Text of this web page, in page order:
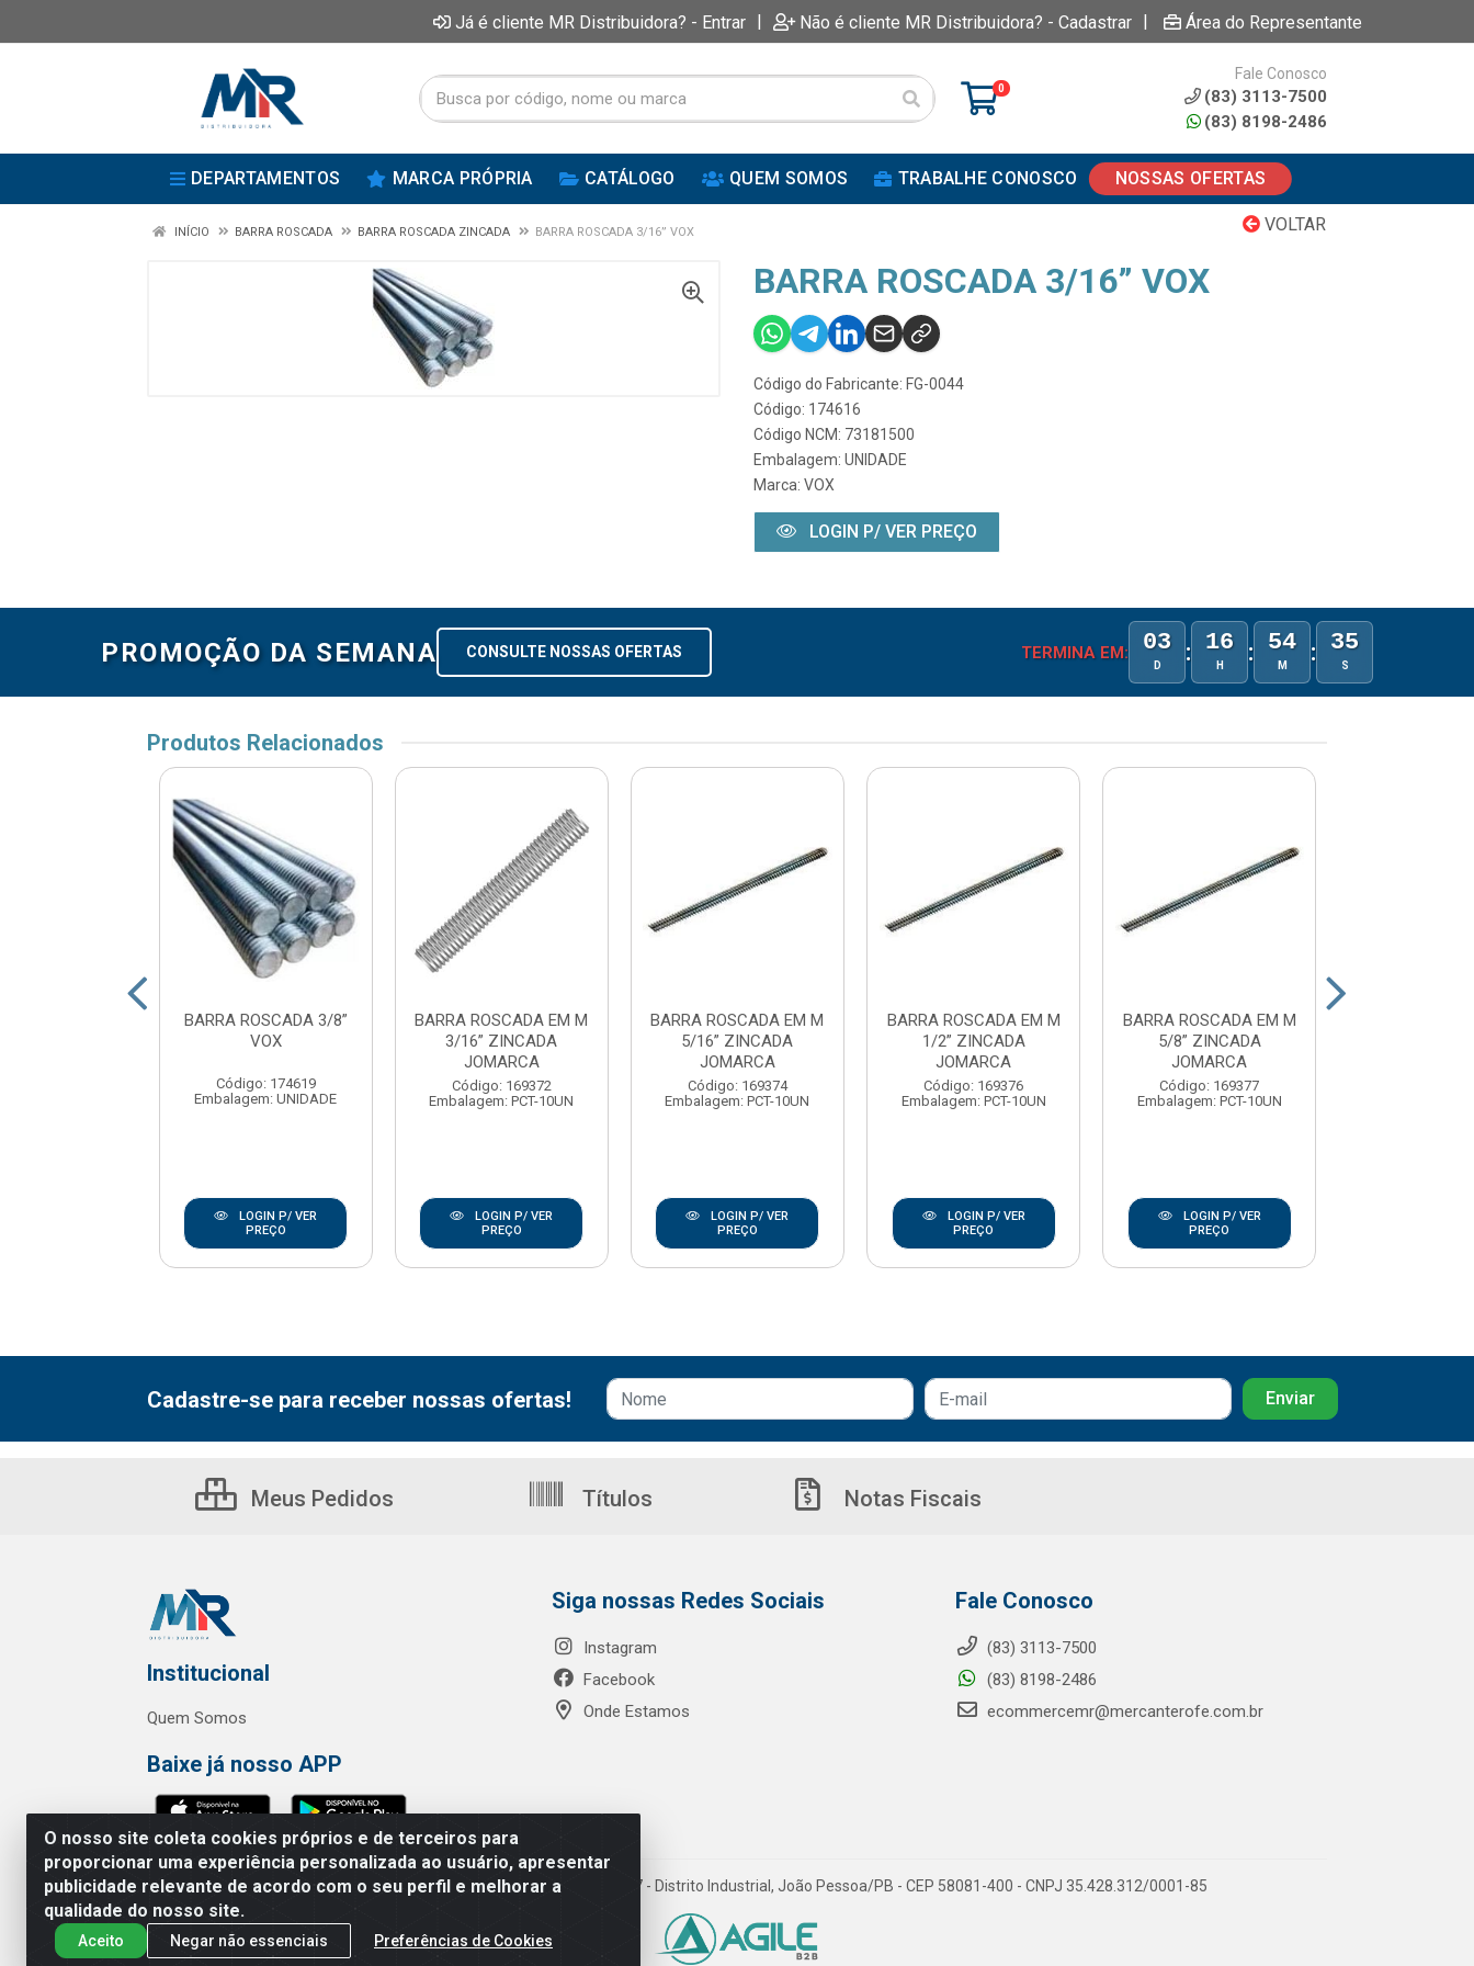
Já é cliente MR Distribuidora? - Entrar | Não é cliente MR Distribuidora? - Cadastrar | Área do Representante
0
Fale Conosco
(83) 3113-7500
(83) 8198-2486
DEPARTAMENTOS MARCA PRÓPRIA CATÁLOGO QUEM SOMOS TRABALHE CONOSCO NOSSAS OFERTAS
VOLTAR
INÍCIO BARRA ROSCADA BARRA ROSCADA ZINCADA BARRA ROSCADA 3/16” VOX
BARRA ROSCADA 3/16” VOX
Código do Fabricante: FG-0044
Código: 174616
Código NCM: 73181500
Embalagem: UNIDADE
Marca: VOX
LOGIN P/ VER PREÇO
PROMOÇÃO DA SEMANA CONSULTE NOSSAS OFERTAS TERMINA EM: 03
D : 16
H : 54
M : 35
S
Produtos Relacionados
BARRA ROSCADA 3/8”
VOX
Código: 174619
Embalagem: UNIDADE
LOGIN P/ VER
PREÇO
BARRA ROSCADA EM M
3/16” ZINCADA
JOMARCA
Código: 169372
Embalagem: PCT-10UN
LOGIN P/ VER
PREÇO
BARRA ROSCADA EM M
5/16” ZINCADA
JOMARCA
Código: 169374
Embalagem: PCT-10UN
LOGIN P/ VER
PREÇO
BARRA ROSCADA EM M
1/2” ZINCADA
JOMARCA
Código: 169376
Embalagem: PCT-10UN
LOGIN P/ VER
PREÇO
BARRA ROSCADA EM M
5/8” ZINCADA
JOMARCA
Código: 169377
Embalagem: PCT-10UN
LOGIN P/ VER
PREÇO
O nosso site coleta cookies próprios e de terceiros para
proporcionar uma experiência personalizada ao usuário, apresentar
publicidade relevante de acordo com o seu perfil e melhorar a
qualidade do nosso site.
Aceito Negar não essenciais Preferências de Cookies
Cadastre-se para receber nossas ofertas!
Meus Pedidos Títulos Notas Fiscais
Institucional
Quem Somos
Baixe já nosso APP
Siga nossas Redes Sociais
Instagram
Facebook
Onde Estamos
Fale Conosco
(83) 3113-7500
(83) 8198-2486
ecommercemr@mercanterofe.com.br
MR Distribuidora - Rua Hortêncio Ribeiro de Luna, 3777 - Distrito Industrial, João Pessoa/PB - CEP 58081-400 - CNPJ 35.428.312/0001-85